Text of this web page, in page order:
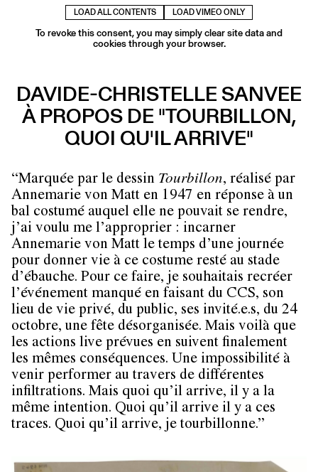
LOAD ALL CONTENTS LOAD VIMEO ONLY
To revoke this consent, you may simply clear site data and
cookies through your browser.
DAVIDE-CHRISTELLE SANVEE
À PROPOS DE "TOURBILLON,
QUOI QU'IL ARRIVE"
“Marquée par le dessin Tourbillon, réalisé par
Annemarie von Matt en 1947 en réponse à un
bal costumé auquel elle ne pouvait se rendre,
j’ai voulu me l’approprier : incarner
Annemarie von Matt le temps d’une journée
pour donner vie à ce costume resté au stade
d’ébauche. Pour ce faire, je souhaitais recréer
l’événement manqué en faisant du CCS, son
lieu de vie privé, du public, ses invité.e.s, du 24
octobre, une fête désorganisée. Mais voilà que
les actions live prévues en suivent finalement
les mêmes conséquences. Une impossibilité à
venir performer au travers de différentes
infiltrations. Mais quoi qu’il arrive, il y a la
même intention. Quoi qu’il arrive il y a ces
traces. Quoi qu’il arrive, je tourbillonne.”